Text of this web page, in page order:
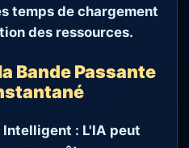
temps de chargement
des ressources.
Bande Passante
Intelligent : L'IA peut